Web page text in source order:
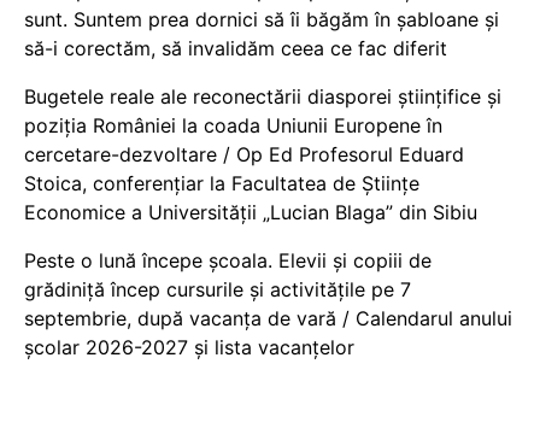
sunt. Suntem prea dornici să îi băgăm în șabloane și
să-i corectăm, să invalidăm ceea ce fac diferit
Bugetele reale ale reconectării diasporei științifice și
poziția României la coada Uniunii Europene în
cercetare-dezvoltare / Op Ed Profesorul Eduard
Stoica, conferențiar la Facultatea de Științe
Economice a Universității „Lucian Blaga” din Sibiu
Peste o lună începe școala. Elevii și copiii de
grădiniță încep cursurile și activitățile pe 7
septembrie, după vacanța de vară / Calendarul anului
școlar 2026-2027 și lista vacanțelor